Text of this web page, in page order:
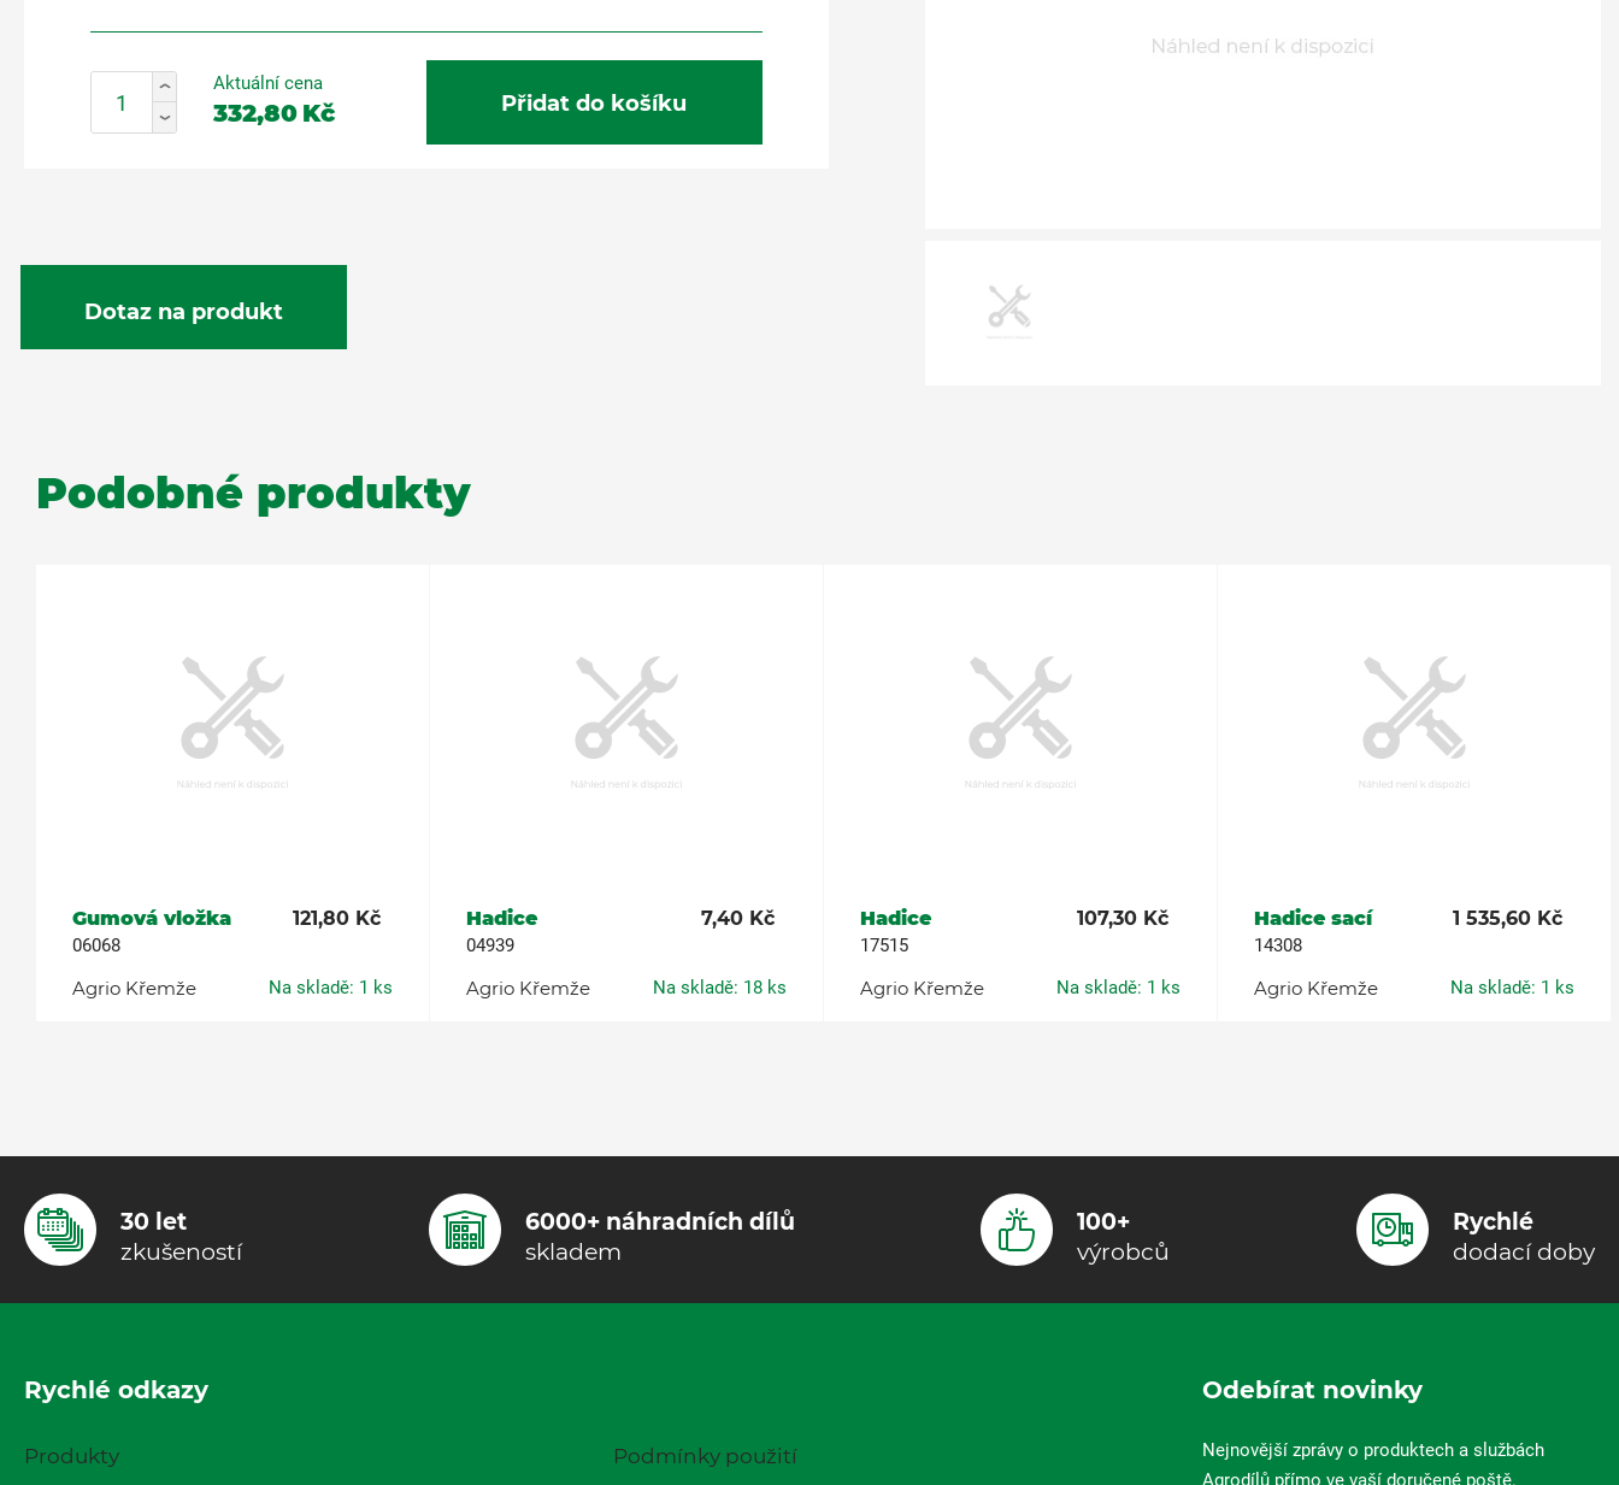
Aktuální cena
332,80 Kč Přidat do košíku
Podobné produkty
Gumová vložka 121,80 Kč
06068
Agrio Křemže Na skladě: 1 ks
Hadice 7,40 Kč
04939
Agrio Křemže Na skladě: 18 ks
Hadice 107,30 Kč
17515
Agrio Křemže Na skladě: 1 ks
Hadice sací 1 535,60 Kč
14308
Agrio Křemže Na skladě: 1 ks
30 let
zkušeností
6000+ náhradních dílů
skladem
100+
výrobců
Rychlé
dodací doby
Rychlé odkazy
Produkty Podmínky použití
Odebírat novinky
Nejnovější zprávy o produktech a službách
Agrodílů přímo ve vaší doručené poště.